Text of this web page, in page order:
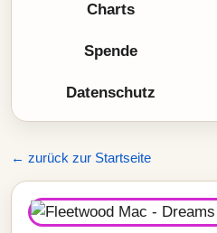
Charts
Spende
Datenschutz
← zurück zur Startseite